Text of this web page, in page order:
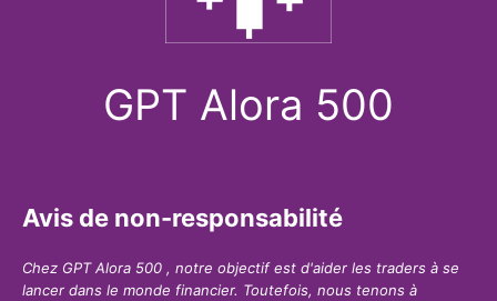
GPT Alora 500
Avis de non-responsabilité
Chez GPT Alora 500 , notre objectif est d'aider les traders à se
lancer dans le monde financier. Toutefois, nous tenons à